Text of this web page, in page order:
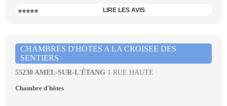
⭐⭐⭐⭐⭐ LIRE LES AVIS
CHAMBRES D'HOTES A LA CROISEE DES
SENTIERS
55230 AMEL-SUR-L'ÉTANG 1 RUE HAUTE
Chambre d'hôtes